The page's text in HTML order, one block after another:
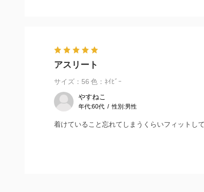
アスリート
サイズ：56 色：ﾈｲﾋﾞｰ
やすねこ
年代:60代 性別:男性
着けていること忘れてしまうくらいフィットし